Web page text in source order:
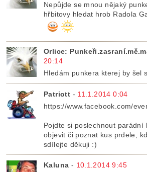
Nepůjde se mnou nějaký
hřbitovy hledat hrob Radola
Orlice:
20:14
Hledám punkera kterej by šel
Patriott - 11.1.2014 0:04
https://www.facebook.com/
Pojdte si poslechnout parádní
objevit či poznat kus prdele,
sdílejte děkuji :)
Kaluna - 10.1.2014 9:45